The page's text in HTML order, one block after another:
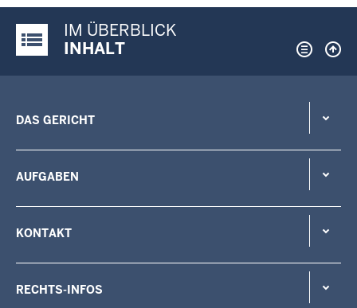
Justiz-Portal im Überblick:
IM ÜBERBLICK
INHALT
DAS GERICHT
AUFGABEN
KONTAKT
RECHTS-INFOS